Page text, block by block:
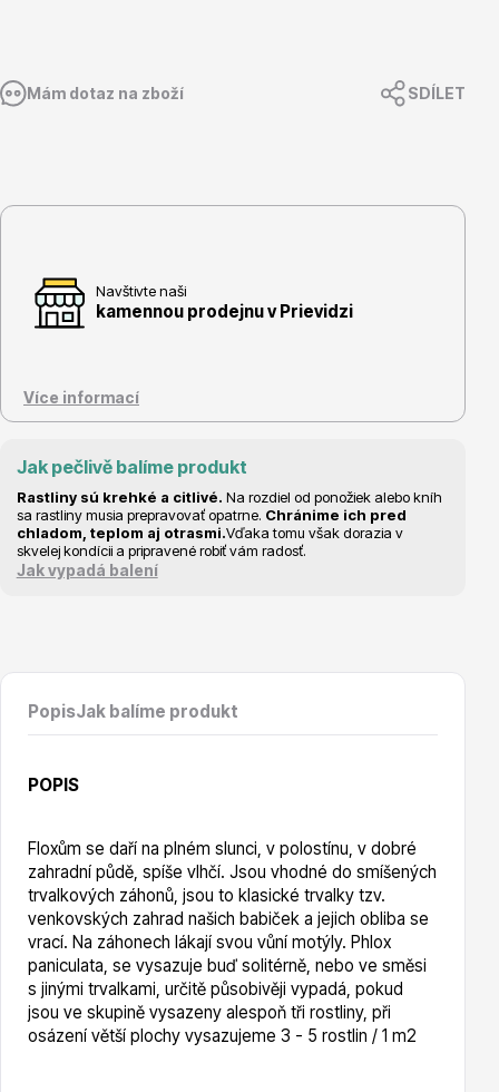
Květináče
Cibuloviny
Vzrostlé stromy
Nářadí, příslušenství
Mám dotaz na zboží SDÍLET
Navštivte naši
kamennou prodejnu v Prievidzi
Více informací
Jak pečlivě balíme produkt
Rastliny sú krehké a citlivé. Na rozdiel od ponožiek alebo kníh
sa rastliny musia prepravovať opatrne. Chránime ich pred
chladom, teplom aj otrasmi.Vďaka tomu však dorazia v
skvelej kondícii a pripravené robiť vám radosť.
Jak vypadá balení
PopisJak balíme produkt
POPIS
Floxům se daří na plném slunci, v polostínu, v dobré
zahradní půdě, spíše vlhčí. Jsou vhodné do smíšených
trvalkových záhonů, jsou to klasické trvalky tzv.
venkovských zahrad našich babiček a jejich obliba se
vrací. Na záhonech lákají svou vůní motýly. Phlox
paniculata, se vysazuje buď solitérně, nebo ve směsi
s jinými trvalkami, určitě působivěji vypadá, pokud
jsou ve skupině vysazeny alespoň tři rostliny, při
osázení větší plochy vysazujeme 3 - 5 rostlin / 1 m2